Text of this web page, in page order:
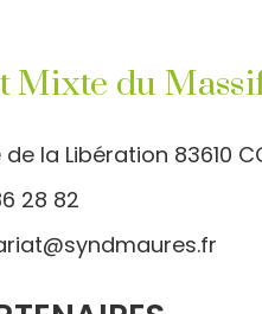
Mixte du
la Libération 83610
28 82